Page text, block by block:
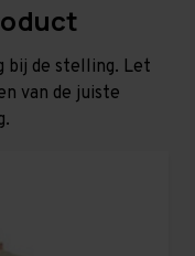
bij de stelling. Let
van de juiste